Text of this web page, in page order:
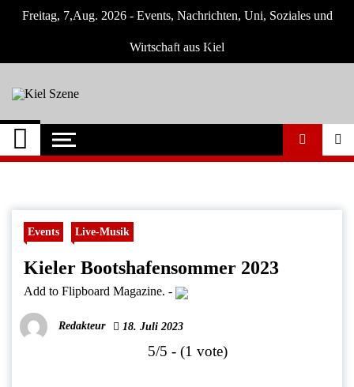
Freitag, 7,Aug. 2026 - Events, Nachrichten, Uni, Soziales und
Wirtschaft aus Kiel
Kiel Szene
Neuigkeiten und Nachrichten aus Kiel und
Umgebung
Events Live-Musik
Kieler Bootshafensommer 2023
Add to Flipboard Magazine. -
Redakteur 18. Juli 2023
5/5 - (1 vote)